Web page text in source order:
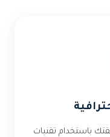
باستخدام تقنيات